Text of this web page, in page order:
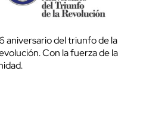
aniversario del triunfo de la
Con la fuerza de la